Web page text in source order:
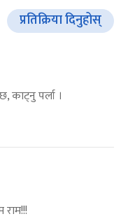
प्रतिक्रिया दिनुहोस्
काट्नु पर्ला ।
राम!!!